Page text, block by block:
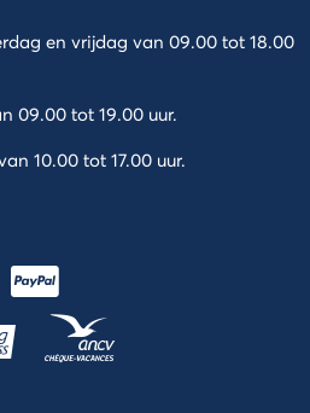
en vrijdag van 09.00 tot 18.00
09.00 tot 19.00 uur.
10.00 tot 17.00 uur.